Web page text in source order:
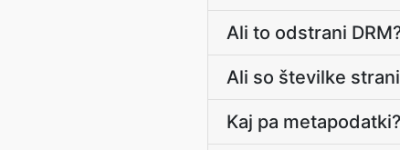
Ali to odstrani
Ali so številke
Kaj pa metapodatki?